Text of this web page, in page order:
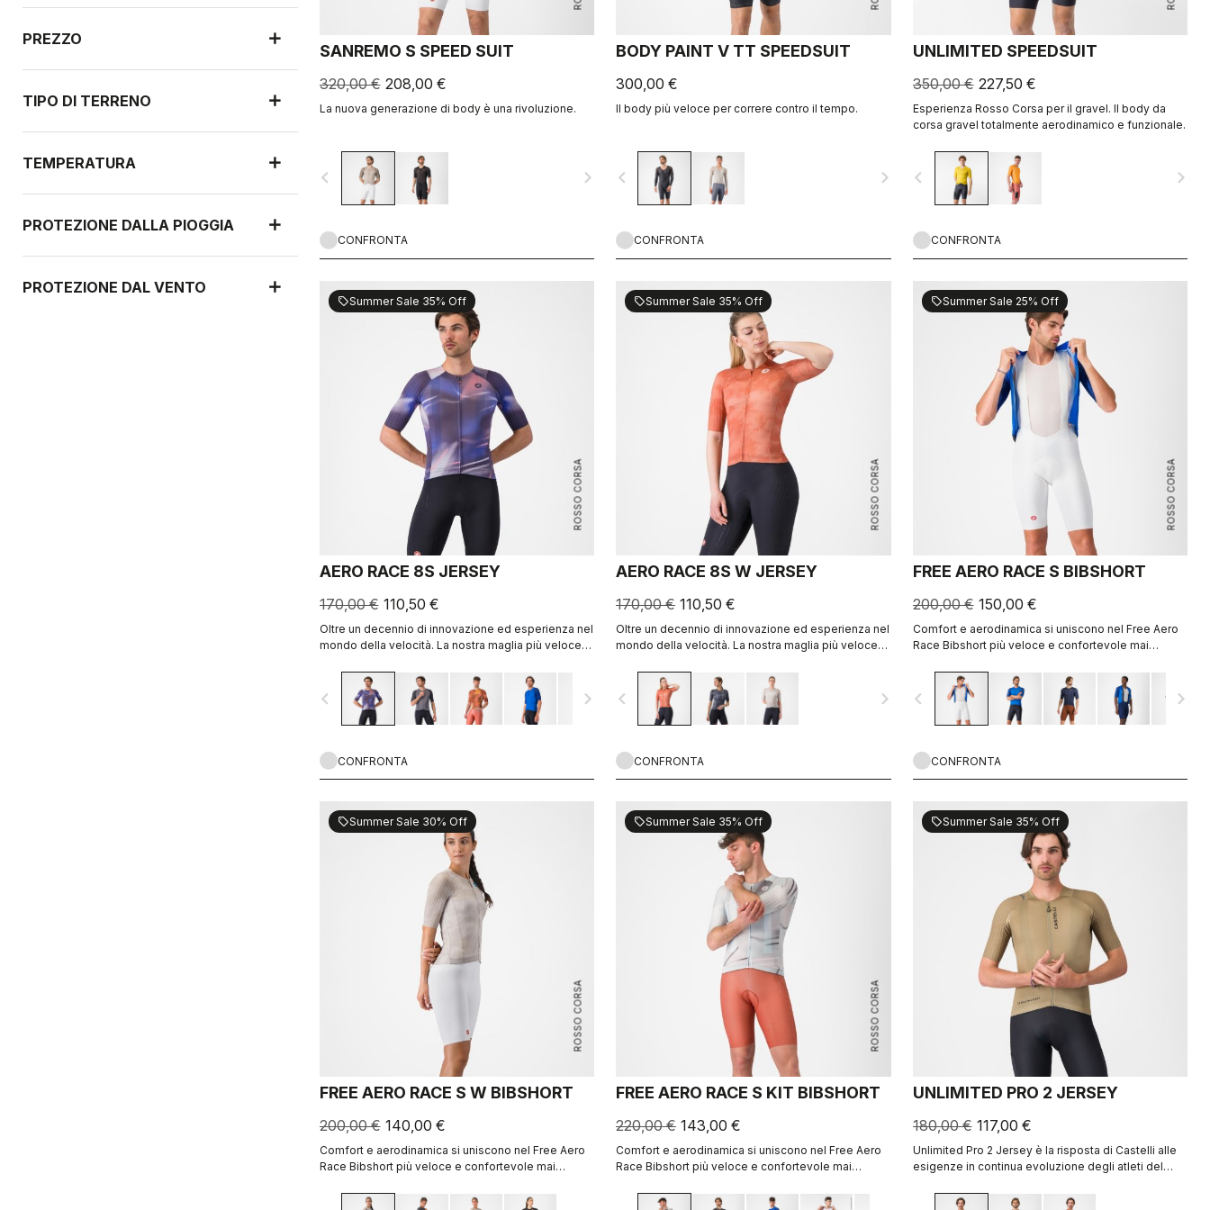
PREZZO
TIPO DI TERRENO
TEMPERATURA
PROTEZIONE DALLA PIOGGIA
PROTEZIONE DAL VENTO
SANREMO S SPEED SUIT
320,00 € 208,00 €
La nuova generazione di body è una rivoluzione.
navigate_before navigate_next
CONFRONTA
BODY PAINT V TT SPEEDSUIT
300,00 €
Il body più veloce per correre contro il tempo.
navigate_before navigate_next
CONFRONTA
UNLIMITED SPEEDSUIT
350,00 € 227,50 €
Esperienza Rosso Corsa per il gravel. Il body da
corsa gravel totalmente aerodinamico e funzionale.
navigate_before navigate_next
CONFRONTA
ROSSO CORSA
sellSummer Sale 35% Off
AERO RACE 8S JERSEY
170,00 € 110,50 €
Oltre un decennio di innovazione ed esperienza nel
mondo della velocità. La nostra maglia più veloce
navigate_before navigate_next
CONFRONTA
ROSSO CORSA
sellSummer Sale 35% Off
AERO RACE 8S W JERSEY
170,00 € 110,50 €
Oltre un decennio di innovazione ed esperienza nel
mondo della velocità. La nostra maglia più veloce
navigate_before navigate_next
CONFRONTA
ROSSO CORSA
sellSummer Sale 25% Off
FREE AERO RACE S BIBSHORT
200,00 € 150,00 €
Comfort e aerodinamica si uniscono nel Free Aero
Race Bibshort più veloce e confortevole mai
navigate_before navigate_next
CONFRONTA
ROSSO CORSA
sellSummer Sale 30% Off
FREE AERO RACE S W BIBSHORT
200,00 € 140,00 €
Comfort e aerodinamica si uniscono nel Free Aero
Race Bibshort più veloce e confortevole mai
ROSSO CORSA
sellSummer Sale 35% Off
FREE AERO RACE S KIT BIBSHORT
220,00 € 143,00 €
Comfort e aerodinamica si uniscono nel Free Aero
Race Bibshort più veloce e confortevole mai
sellSummer Sale 35% Off
UNLIMITED PRO 2 JERSEY
180,00 € 117,00 €
Unlimited Pro 2 Jersey è la risposta di Castelli alle
esigenze in continua evoluzione degli atleti del
vantaggio senza sacrificare lo spirito di questo